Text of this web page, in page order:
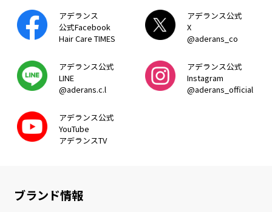
アデランス
公式Facebook
Hair Care TIMES
アデランス公式
X
@aderans_co
アデランス公式
LINE
@aderans.c.l
アデランス公式
Instagram
@aderans_official
アデランス公式
YouTube
アデランスTV
ブランド情報